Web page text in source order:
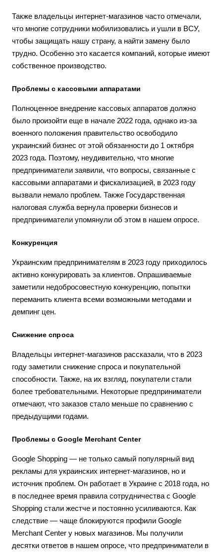
Также владельцы интернет-магазинов часто отмечали,
что многие сотрудники мобилизовались и ушли в ВСУ,
чтобы защищать нашу страну, а найти замену было
трудно. Особенно это касается компаний, которые имеют
собственное производство.
Проблемы с кассовыми аппаратами
Полноценное внедрение кассовых аппаратов должно
было произойти еще в начале 2022 года, однако из-за
военного положения правительство освободило
украинский бизнес от этой обязанности до 1 октября
2023 года. Поэтому, неудивительно, что многие
предприниматели заявили, что вопросы, связанные с
кассовыми аппаратами и фискализацией, в 2023 году
вызвали немало проблем. Также Государственная
налоговая служба вернула проверки бизнесов и
предприниматели упомянули об этом в нашем опросе.
Конкуренция
Украинским предпринимателям в 2023 году приходилось
активно конкурировать за клиентов. Опрашиваемые
заметили недобросовестную конкуренцию, попытки
переманить клиента всеми возможными методами и
демпинг цен.
Снижение спроса
Владельцы интернет-магазинов рассказали, что в 2023
году заметили снижение спроса и покупательной
способности. Также, на их взгляд, покупатели стали
более требовательными. Некоторые предприниматели
отмечают, что заказов стало меньше по сравнению с
предыдущими годами.
Проблемы с Google Merchant Center
Google Shopping — не только самый популярный вид
рекламы для украинских интернет-магазинов, но и
источник проблем. Он работает в Украине с 2018 года, но
в последнее время правила сотрудничества с Google
Shopping стали жестче и постоянно усиливаются. Как
следствие — чаще блокируются профили Google
Merchant Center у новых магазинов. Мы получили
десятки ответов в нашем опросе, что предприниматели в